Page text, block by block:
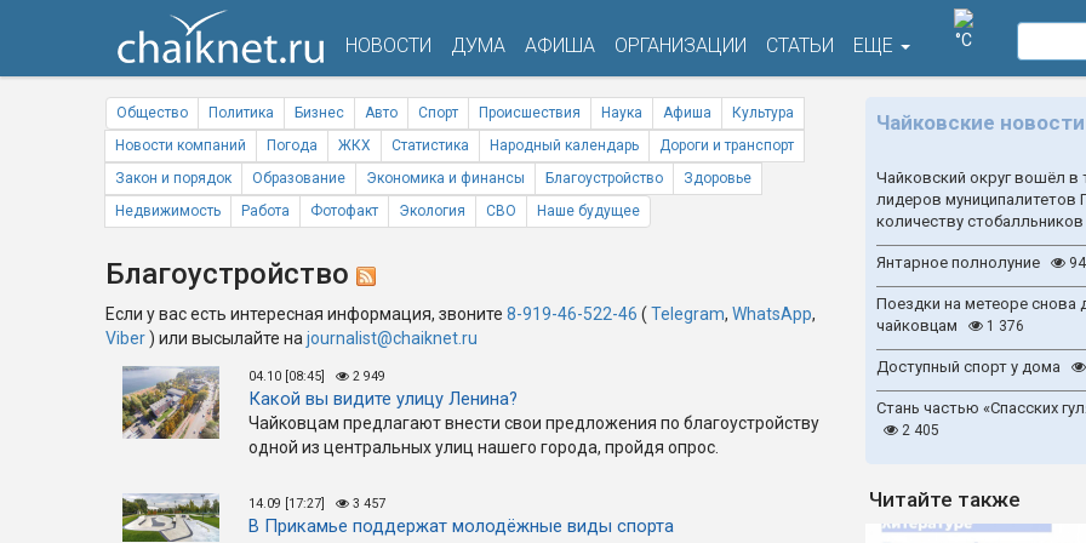
НОВОСТИ ДУМА АФИША ОРГАНИЗАЦИИ СТАТЬИ ЕЩЕ °C
Общество Политика Бизнес Авто Спорт Происшествия Наука Афиша
Культура
Новости компаний
Погода ЖКХ Статистика Народный календарь
Дороги и транспорт
Закон и порядок
Образование Экономика и финансы Благоустройство
Здоровье
Недвижимость
Работа Фотофакт Экология СВО Наше будущее
Благоустройство
Если у вас есть интересная информация, звоните 8-919-46-522-46 ( Telegram, WhatsApp,
Viber) или высылайте на journalist@chaiknet.ru
04.10 [08:45] 2 949
Какой вы видите улицу Ленина?
Чайковцам предлагают внести свои предложения по благоустройству
одной из центральных улиц нашего города, пройдя опрос.
14.09 [17:27] 3 457
В Прикамье поддержат молодёжные виды спорта
Чайковские новости
Чайковский округ вошёл в
лидеров муниципалитетов
количеству
Янтарное полнолуние
Поездки на метеоре снова
чайковцам
1 376
Доступный спорт у дома
Стань частью «Спасских
2 405
Читайте также